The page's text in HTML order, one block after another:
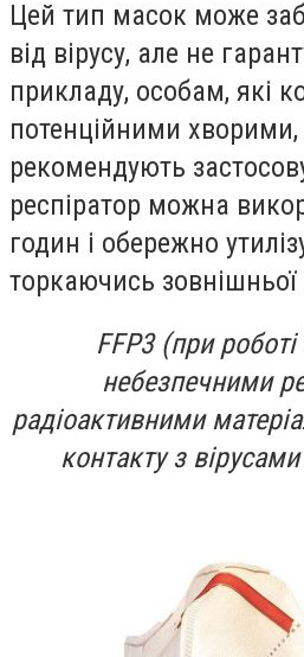
Цей тип масок може
від вірусу, але не
прикладу, особам, які
потенційними хворими,
рекомендують
респіратор можна
годин і обережно
торкаючись зовнішньої
FFP3 (при
небезпечними
радіоактивними
контакту з